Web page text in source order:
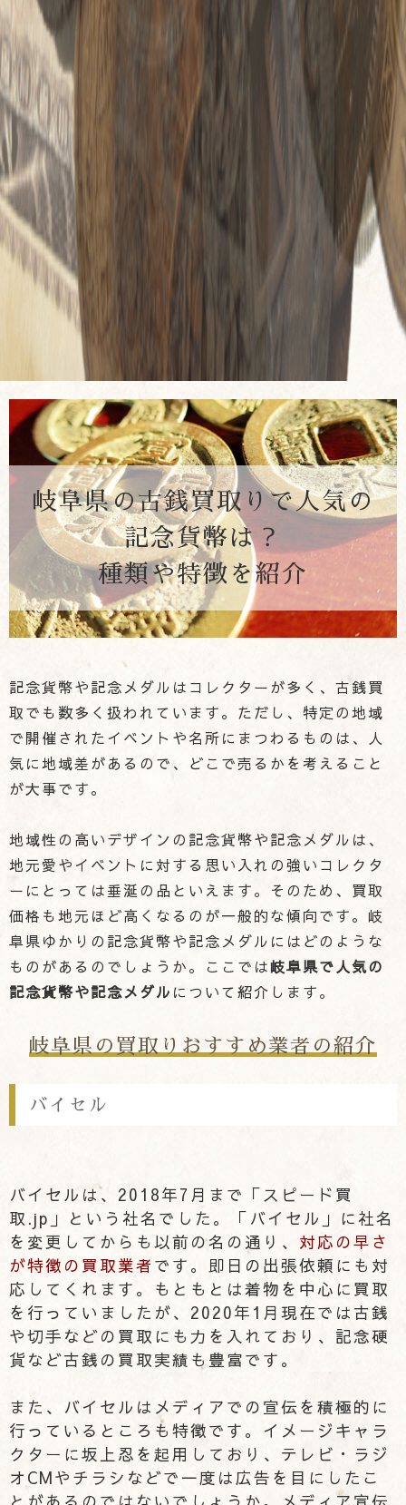
岐阜県の古銭買取りで人気の
記念貨幣は？
種類や特徴を紹介
記念貨幣や記念メダルはコレクターが多く、古銭買
取でも数多く扱われています。ただし、特定の地域
で開催されたイベントや名所にまつわるものは、人
気に地域差があるので、どこで売るかを考えること
が大事です。
地域性の高いデザインの記念貨幣や記念メダルは、
地元愛やイベントに対する思い入れの強いコレクタ
ーにとっては垂涎の品といえます。そのため、買取
価格も地元ほど高くなるのが一般的な傾向です。岐
阜県ゆかりの記念貨幣や記念メダルにはどのような
ものがあるのでしょうか。ここでは岐阜県で人気の
記念貨幣や記念メダル について紹介します。
岐阜県の買取りおすすめ業者の紹介
バイセル
バイセルは、2018年7月まで「スピード買
取.jp」という社名でした。「バイセル」に社名
を変更してからも以前の名の通り、 対応の早さ
が特徴の買取業者 です。即日の出張依頼にも対
応してくれます。もともとは着物を中心に買取
を行っていましたが、2020年1月現在では古銭
や切手などの買取にも力を入れており、記念硬
貨など古銭の買取実績も豊富です。
また、バイセルはメディアでの宣伝を積極的に
行っているところも特徴です。イメージキャラ
クターに坂上忍を起用しており、テレビ・ラジ
オCMやチラシなどで一度は広告を目にしたこ